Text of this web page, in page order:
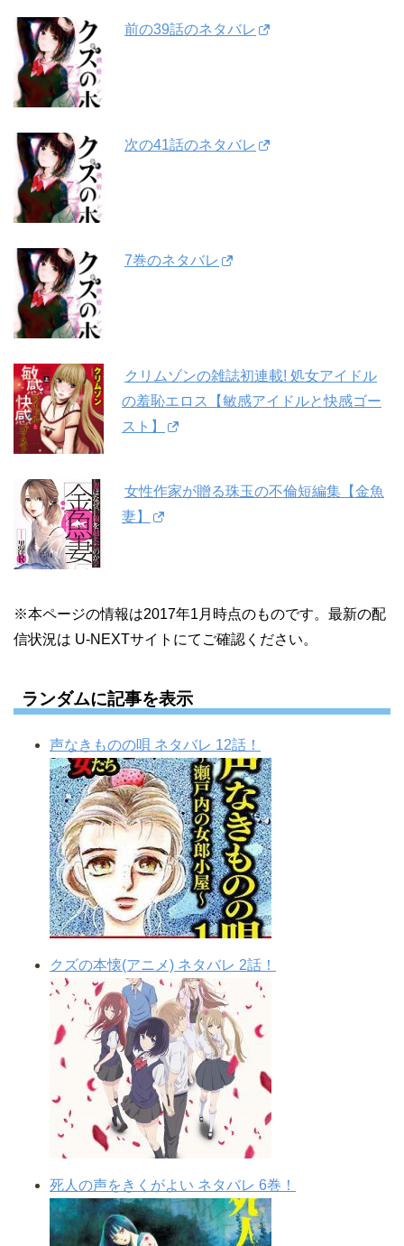
前の39話のネタバレ
次の41話のネタバレ
7巻のネタバレ
クリムゾンの雑誌初連載! 処女アイドル
の羞恥エロス【敏感アイドルと快感ゴー
スト】
女性作家が贈る珠玉の不倫短編集【金魚
妻】
※本ページの情報は2017年1月時点のものです。最新の配
信状況は U-NEXTサイトにてご確認ください。
ランダムに記事を表示
声なきものの唄 ネタバレ 12話！
クズの本懐(アニメ) ネタバレ 2話！
死人の声をきくがよい ネタバレ 6巻！